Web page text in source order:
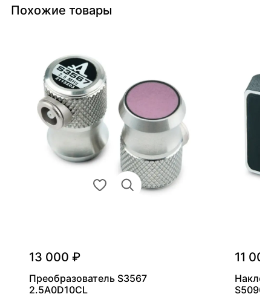
Похожие товары
13 000 ₽
Преобразователь S3567
2.5A0D10CL
11
S5096